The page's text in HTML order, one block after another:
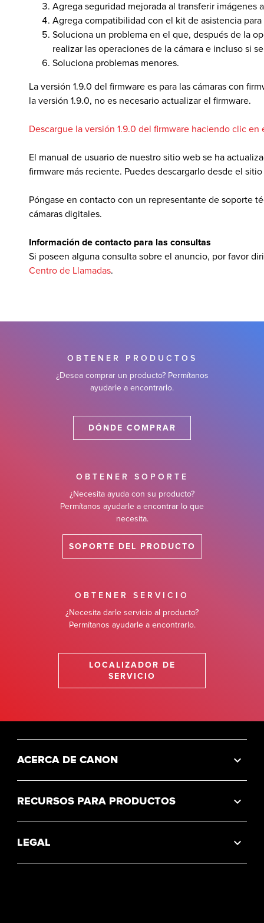
Agrega seguridad mejorada al transferir imágenes
Agrega compatibilidad con el kit de asistencia
Soluciona un problema en el que, después de la
realizar las operaciones de la cámara e incluso si
Soluciona problemas menores.
La versión 1.9.0 del firmware es para las cámaras con
la versión 1.9.0, no es necesario actualizar el firmware.
Descargue la versión 1.9.0 del firmware haciendo clic en
El manual de usuario de nuestro sitio web se ha
firmware más reciente. Puedes descargarlo desde el
Póngase en contacto con un representante de soporte
cámaras digitales.
Información de contacto para las consultas
Si poseen alguna consulta sobre el anuncio, por favor
Centro de Llamadas.
OBTENER PRODUCTOS
¿Desea comprar un producto? Permítanos
ayudarle a encontrarlo.
DÓNDE COMPRAR
OBTENER SOPORTE
¿Necesita ayuda con su producto?
Permítanos ayudarle a encontrar lo que
necesita.
SOPORTE DEL PRODUCTO
OBTENER SERVICIO
¿Necesita darle servicio al producto?
Permítanos ayudarle a encontrarlo.
LOCALIZADOR DE
SERVICIO
ACERCA DE CANON
RECURSOS PARA PRODUCTOS
LEGAL